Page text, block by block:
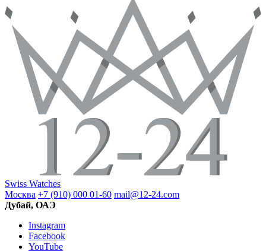
Swiss Watches
Москва +7 (910) 000 01-60 mail@12-24.com
Дубай, ОАЭ
Instagram
Facebook
YouTube